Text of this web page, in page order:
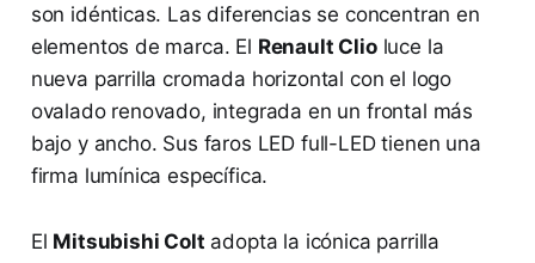
son idénticas. Las diferencias se concentran en
elementos de marca. El Renault Clioluce la
nueva parrilla cromada horizontal con el logo
ovalado renovado, integrada en un frontal más
bajo y ancho. Sus faros LED full-LED tienen una
firma lumínica específica.
El Mitsubishi Colt adopta la icónica parrilla